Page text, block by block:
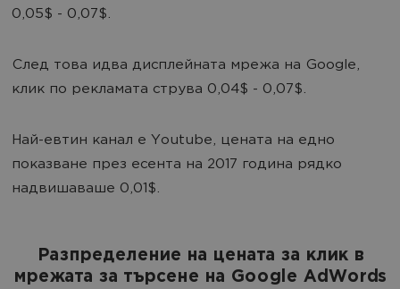
0,05$ - 0,07$.
След това идва дисплейната мрежа на Google,
клик по рекламата струва 0,04$ - 0,07$.
Най-евтин канал е Youtube, цената на едно
показване през есента на 2017 година рядко
надвишаваше 0,01$.
Разпределение на цената за клик в
мрежата за търсене на Google AdWords